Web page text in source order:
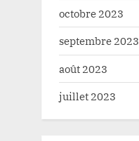
octobre 2023
septembre 2023
août 2023
juillet 2023